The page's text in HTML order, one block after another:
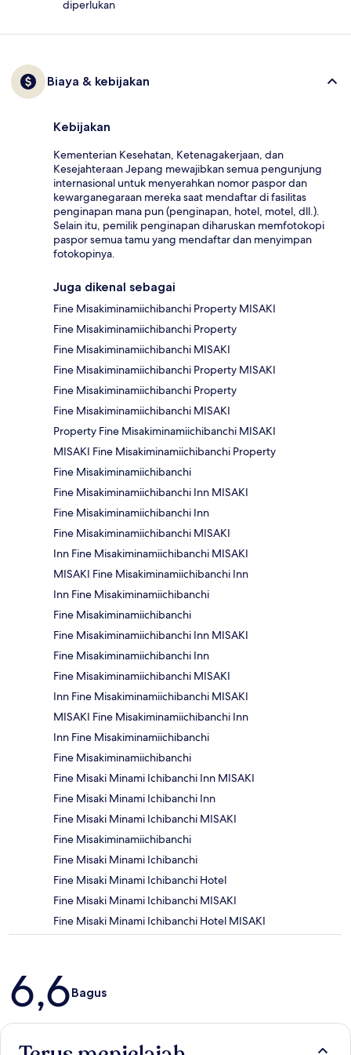
diperlukan
Biaya & kebijakan
Kebijakan
Kementerian Kesehatan, Ketenagakerjaan, dan
Kesejahteraan Jepang mewajibkan semua pengunjung
internasional untuk menyerahkan nomor paspor dan
kewarganegaraan mereka saat mendaftar di fasilitas
penginapan mana pun (penginapan, hotel, motel, dll.).
Selain itu, pemilik penginapan diharuskan memfotokopi
paspor semua tamu yang mendaftar dan menyimpan
fotokopinya.
Juga dikenal sebagai
Fine Misakiminamiichibanchi Property MISAKI
Fine Misakiminamiichibanchi Property
Fine Misakiminamiichibanchi MISAKI
Fine Misakiminamiichibanchi Property MISAKI
Fine Misakiminamiichibanchi Property
Fine Misakiminamiichibanchi MISAKI
Property Fine Misakiminamiichibanchi MISAKI
MISAKI Fine Misakiminamiichibanchi Property
Fine Misakiminamiichibanchi
Fine Misakiminamiichibanchi Inn MISAKI
Fine Misakiminamiichibanchi Inn
Fine Misakiminamiichibanchi MISAKI
Inn Fine Misakiminamiichibanchi MISAKI
MISAKI Fine Misakiminamiichibanchi Inn
Inn Fine Misakiminamiichibanchi
Fine Misakiminamiichibanchi
Fine Misakiminamiichibanchi Inn MISAKI
Fine Misakiminamiichibanchi Inn
Fine Misakiminamiichibanchi MISAKI
Inn Fine Misakiminamiichibanchi MISAKI
MISAKI Fine Misakiminamiichibanchi Inn
Inn Fine Misakiminamiichibanchi
Fine Misakiminamiichibanchi
Fine Misaki Minami Ichibanchi Inn MISAKI
Fine Misaki Minami Ichibanchi Inn
Fine Misaki Minami Ichibanchi MISAKI
Fine Misakiminamiichibanchi
Fine Misaki Minami Ichibanchi
Fine Misaki Minami Ichibanchi Hotel
Fine Misaki Minami Ichibanchi MISAKI
Fine Misaki Minami Ichibanchi Hotel MISAKI
Ulasan
6,6Bagus